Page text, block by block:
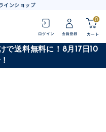
インショップ
0
で送料無料に！8月17日10